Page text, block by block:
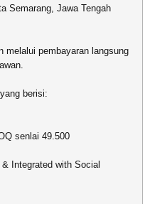
Semarang, Jawa Tengah
melalui pembayaran langsung
yang berisi:
senlai 49.500
Integrated with Social